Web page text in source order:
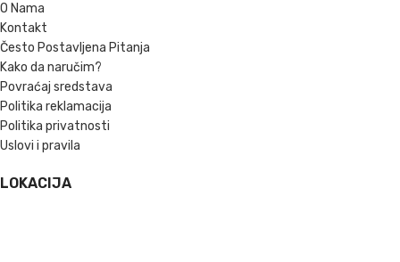
O Nama
Kontakt
Često Postavljena Pitanja
Kako da naručim?
Povraćaj sredstava
Politika reklamacija
Politika privatnosti
Uslovi i pravila
LOKACIJA